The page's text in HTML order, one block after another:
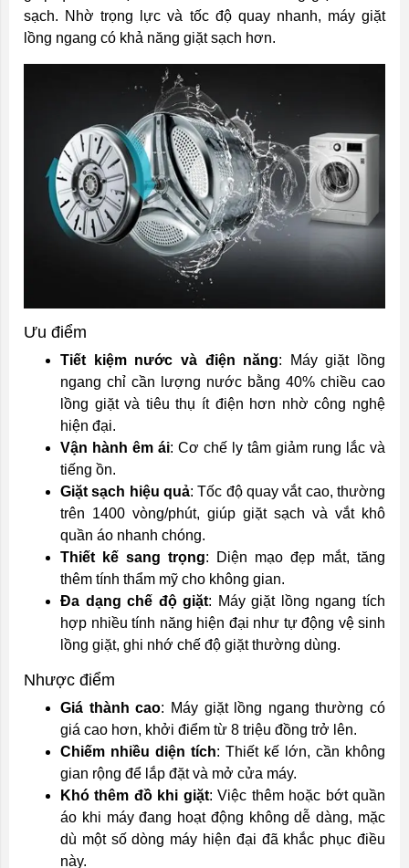
sạch. Nhờ trọng lực và tốc độ quay nhanh, máy giặt
lồng ngang có khả năng giặt sạch hơn.
Ưu điểm
Tiết kiệm nước và điện năng: Máy giặt lồng
ngang chỉ cần lượng nước bằng 40% chiều cao
lồng giặt và tiêu thụ ít điện hơn nhờ công nghệ
hiện đại.
Vận hành êm ái: Cơ chế ly tâm giảm rung lắc và
tiếng ồn.
Giặt sạch hiệu quả: Tốc độ quay vắt cao, thường
trên 1400 vòng/phút, giúp giặt sạch và vắt khô
quần áo nhanh chóng.
Thiết kế sang trọng: Diện mạo đẹp mắt, tăng
thêm tính thẩm mỹ cho không gian.
Đa dạng chế độ giặt: Máy giặt lồng ngang tích
hợp nhiều tính năng hiện đại như tự động vệ sinh
lồng giặt, ghi nhớ chế độ giặt thường dùng.
Nhược điểm
Giá thành cao: Máy giặt lồng ngang thường có
giá cao hơn, khởi điểm từ 8 triệu đồng trở lên.
Chiếm nhiều diện tích: Thiết kế lớn, cần không
gian rộng để lắp đặt và mở cửa máy.
Khó thêm đồ khi giặt: Việc thêm hoặc bớt quần
áo khi máy đang hoạt động không dễ dàng, mặc
dù một số dòng máy hiện đại đã khắc phục điều
này.